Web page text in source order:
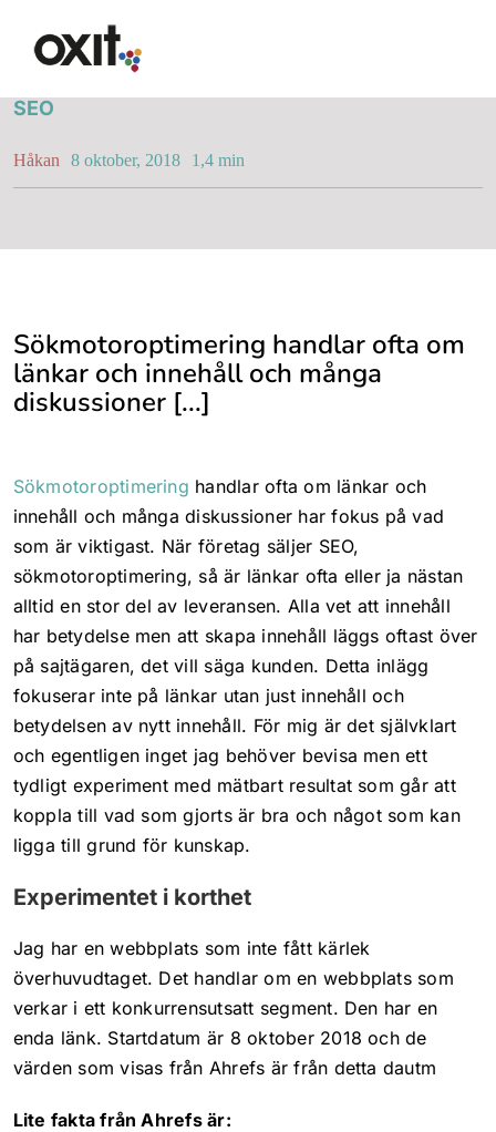
innehållet
Hemsida med WordPress
Allt i ett
Läs mer
Sökmarknadsföring
Webbyrå &
Sociala medier
Kundcase
Värdet av 10000 ord
SEO
Håkan 8 oktober, 2018 1,4 min
Sökmotoroptimering handlar ofta om
länkar och innehåll och många
diskussioner [...]
Sökmotoroptimering handlar ofta om länkar och
innehåll och många diskussioner har fokus på vad
som är viktigast. När företag säljer SEO,
sökmotoroptimering, så är länkar ofta eller ja nästan
alltid en stor del av leveransen. Alla vet att innehåll
har betydelse men att skapa innehåll läggs oftast över
på sajtägaren, det vill säga kunden. Detta inlägg
fokuserar inte på länkar utan just innehåll och
betydelsen av nytt innehåll. För mig är det självklart
och egentligen inget jag behöver bevisa men ett
tydligt experiment med mätbart resultat som går att
koppla till vad som gjorts är bra och något som kan
ligga till grund för kunskap.
Experimentet i korthet
Jag har en webbplats som inte fått kärlek
överhuvudtaget. Det handlar om en webbplats som
verkar i ett konkurrensutsatt segment. Den har en
enda länk. Startdatum är 8 oktober 2018 och de
värden som visas från Ahrefs är från detta dautm
Lite fakta från Ahrefs är: